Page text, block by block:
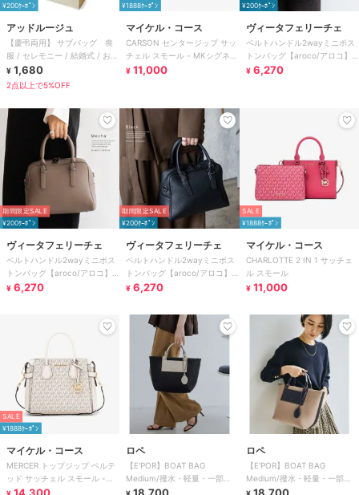
¥200ｸｰﾎﾟﾝ
アッドルージュ
【慶弔両用】 サブバッグ 喪
服 / セレモニー / 結婚式 / お受
験 A4対応
¥ 1,680
2点以上で5%OFF
¥1888ｸｰﾎﾟﾝ
マイケル・コース
CARSON センタージップ サッ
チェル スモール - MKシグネチ
ャー
¥ 11,000
¥200ｸｰﾎﾟﾝ
ヴィータフェリーチェ
ベルトハンドル2wayミニボス
トンバッグ【aroco/アロコ】
セレモニー向け
¥ 6,270
期間限定SALE
¥200ｸｰﾎﾟﾝ
ヴィータフェリーチェ
ベルトハンドル2wayミニボス
トンバッグ【aroco/アロコ】
セレモニー向け
¥ 6,270
期間限定SALE
¥200ｸｰﾎﾟﾝ
ヴィータフェリーチェ
ベルトハンドル2wayミニボス
トンバッグ【aroco/アロコ】
セレモニー向け
¥ 6,270
SALE
¥1888ｸｰﾎﾟﾝ
マイケル・コース
CHARLOTTE 2 IN 1 サッチェ
ル スモール
¥ 11,000
SALE
¥1888ｸｰﾎﾟﾝ
マイケル・コース
MERCER トップジップ ベルテ
ッド サッチェル スモール -
MKシグネチャー
ロペ
【E'POR】BOAT BAG
Medium/撥水・軽量・一部
WEB限定カラー・26AW新色
ロペ
【E'POR】BOAT BAG
Medium/撥水・軽量・一部
WEB限定カラー・26AW新色